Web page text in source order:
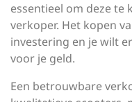
essentieel om deze
verkoper. Het kopen
investering en je wilt
voor je geld.
Een betrouwbare